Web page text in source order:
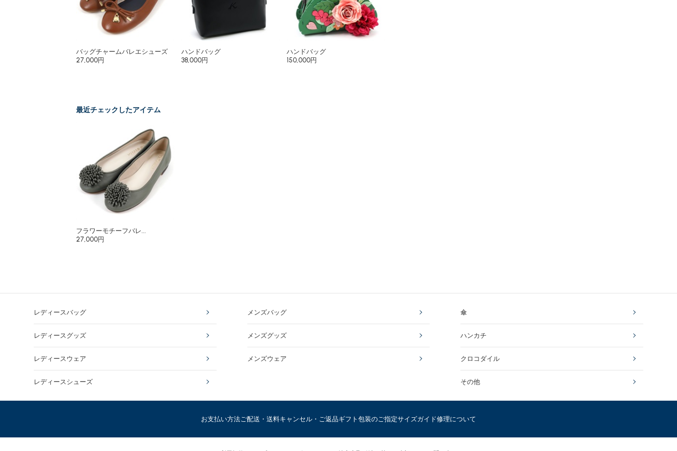
バッグチャームバレエシューズ
27,000円
ハンドバッグ
38,000円
ハンドバッグ
150,000円
最近チェックしたアイテム
フラワーモチーフバレ...
27,000円
レディースバッグ
レディースグッズ
レディースウェア
レディースシューズ
メンズバッグ
メンズグッズ
メンズウェア
傘
ハンカチ
クロコダイル
その他
お支払い方法ご配送・送料キャンセル・ご返品ギフト包装のご指定サイズガイド修理について